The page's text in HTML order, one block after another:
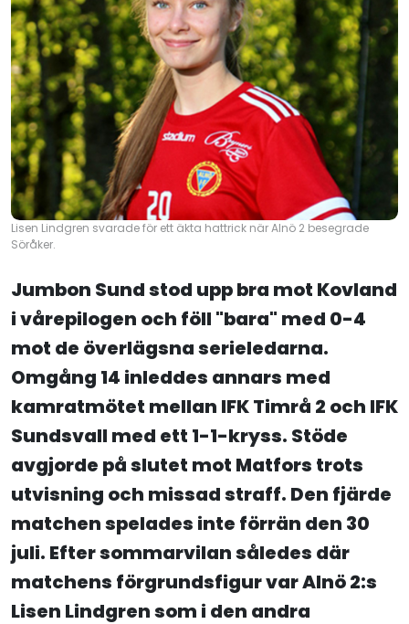
Lisen Lindgren svarade för ett äkta hattrick när Alnö 2 besegrade
Söråker.
Jumbon Sund stod upp bra mot Kovland
i vårepilogen och föll "bara" med 0-4
mot de överlägsna serieledarna.
Omgång 14 inleddes annars med
kamratmötet mellan IFK Timrå 2 och IFK
Sundsvall med ett 1-1-kryss. Stöde
avgjorde på slutet mot Matfors trots
utvisning och missad straff. Den fjärde
matchen spelades inte förrän den 30
juli. Efter sommarvilan således där
matchens förgrundsfigur var Alnö 2:s
Lisen Lindgren som i den andra